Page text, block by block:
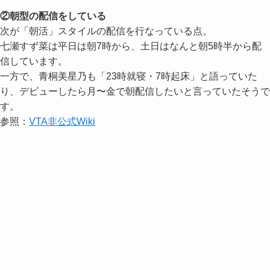
②朝型の配信をしている
次が「朝活」スタイルの配信を行なっている点。
七瀬すず菜は平日は朝7時から、土日はなんと朝5時半から配
信しています。
一方で、青桐美星乃も「23時就寝・7時起床」と語っていた
り、デビューしたら月〜金で朝配信したいと言っていたそうで
す。
参照： VTA非公式Wiki